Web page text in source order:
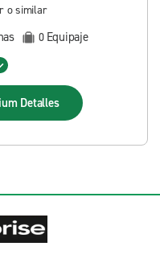
o similar
0 Equipaje
Detalles